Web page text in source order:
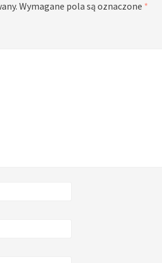
Wymagane pola są oznaczone *